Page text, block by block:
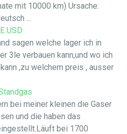
mit 10000 km) Ursache:
...
USD
sagen welche lager ich in
3le verbauen kann,und wo ich
,zu welchem preis , ausser
bei meiner kleinen die Gaser
und die haben das
bei 1700